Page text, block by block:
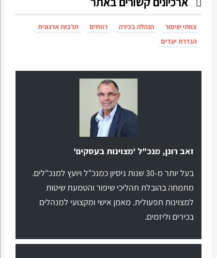
צוותי שיפור הנהלה בכירה רווחים
תרבות ארגונית
הגדרת יעדים
זאב רונן, מנכ"ל 'מצוינות בעסקים'
בעל יותר מ-30 שנות ניסיון כמנכ"ל ויועץ למנכ"לים.
מתמחה בהובלת תהליכי שיפור והטמעת שיטות
למצוינות תפעולית. מאמן אישי ומקצועי למנהלים
בכירים וליזמים.